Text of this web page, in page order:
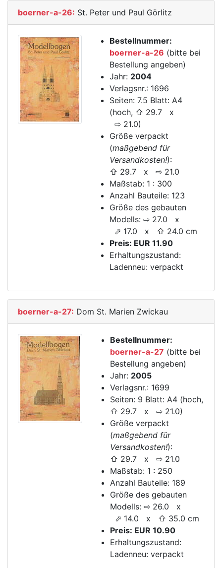
boerner-a-26: St. Peter und Paul Görlitz
Bestellnummer:
boerner-a-26 (bitte bei
Bestellung angeben)
Jahr: 2004
Verlagsnr.: 1696
Seiten: 7.5 Blatt: A4
(hoch, ⇧ 29.7 x
⇨ 21.0)
Größe verpackt
(maßgebend für
Versandkosten!):
⇧ 29.7 x ⇨ 21.0
Maßstab: 1 : 300
Anzahl Bauteile: 123
Größe des gebauten
Modells: ⇨ 27.0 x
⬀ 17.0 x ⇧ 24.0 cm
Preis: EUR 11.90
Erhaltungszustand:
Ladenneu: verpackt
boerner-a-27: Dom St. Marien Zwickau
Bestellnummer:
boerner-a-27 (bitte bei
Bestellung angeben)
Jahr: 2005
Verlagsnr.: 1699
Seiten: 9 Blatt: A4 (hoch,
⇧ 29.7 x ⇨ 21.0)
Größe verpackt
(maßgebend für
Versandkosten!):
⇧ 29.7 x ⇨ 21.0
Maßstab: 1 : 250
Anzahl Bauteile: 189
Größe des gebauten
Modells: ⇨ 26.0 x
⬀ 14.0 x ⇧ 35.0 cm
Preis: EUR 10.90
Erhaltungszustand:
Ladenneu: verpackt